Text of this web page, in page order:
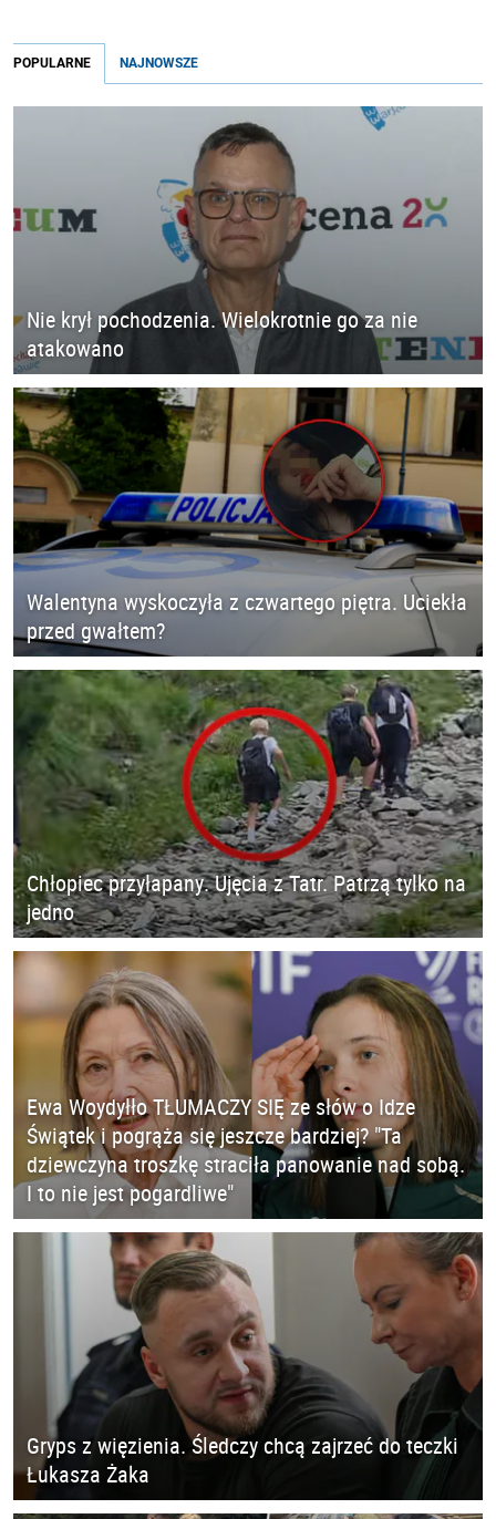
POPULARNE NAJNOWSZE
Nie krył pochodzenia. Wielokrotnie go za nie
atakowano
Walentyna wyskoczyła z czwartego piętra. Uciekła
przed gwałtem?
Chłopiec przyłapany. Ujęcia z Tatr. Patrzą tylko na
jedno
Ewa Woydyłło TŁUMACZY SIĘ ze słów o Idze
Świątek i pogrąża się jeszcze bardziej? "Ta
dziewczyna troszkę straciła panowanie nad sobą.
I to nie jest pogardliwe"
Gryps z więzienia. Śledczy chcą zajrzeć do teczki
Łukasza Żaka